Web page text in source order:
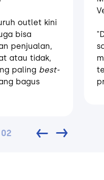
outlet kini
bisa
penjualan,
atau tidak,
paling best-
bagus
02